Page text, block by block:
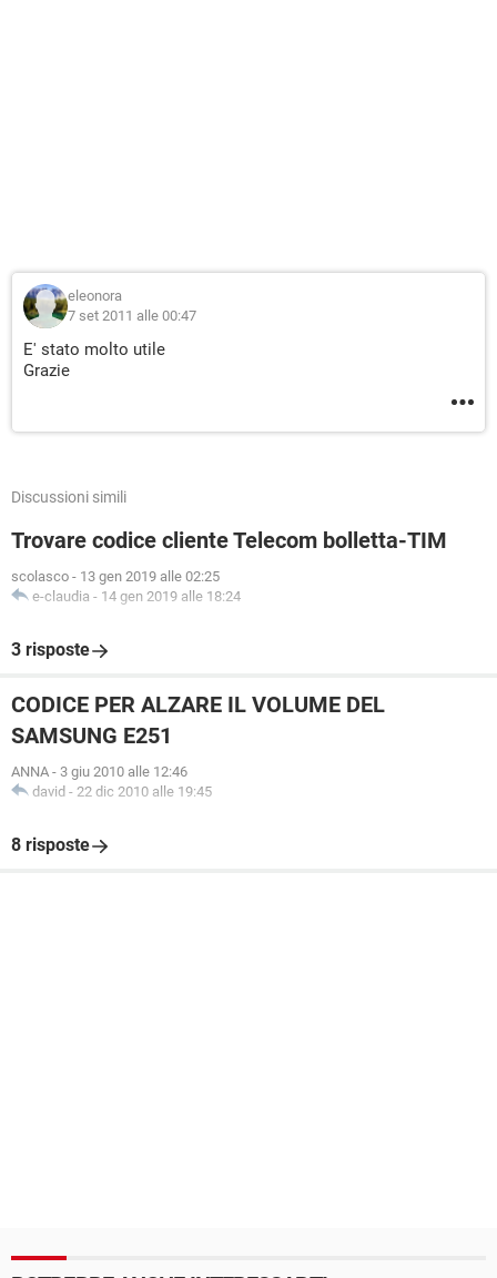
eleonora
7 set 2011 alle 00:47
E' stato molto utile
Grazie
Discussioni simili
Trovare codice cliente Telecom bolletta-TIM
scolasco - 13 gen 2019 alle 02:25
e-claudia - 14 gen 2019 alle 18:24
3 risposte
CODICE PER ALZARE IL VOLUME DEL
SAMSUNG E251
ANNA - 3 giu 2010 alle 12:46
david - 22 dic 2010 alle 19:45
8 risposte